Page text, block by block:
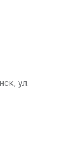
ул.